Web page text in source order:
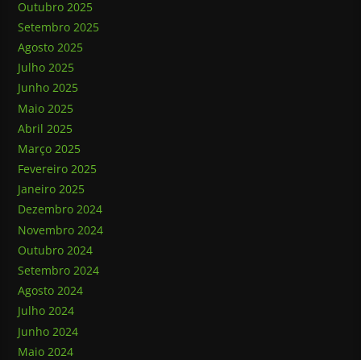
Outubro 2025
Setembro 2025
Agosto 2025
Julho 2025
Junho 2025
Maio 2025
Abril 2025
Março 2025
Fevereiro 2025
Janeiro 2025
Dezembro 2024
Novembro 2024
Outubro 2024
Setembro 2024
Agosto 2024
Julho 2024
Junho 2024
Maio 2024